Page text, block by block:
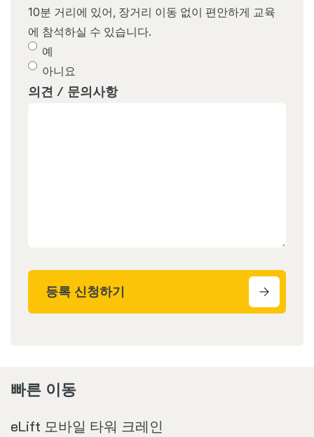
10분 거리에 있어, 장거리 이동 없이 편안하게 교육
에 참석하실 수 있습니다.
예
아니요
의견 / 문의사항
등록 신청하기
빠른 이동
eLift 모바일 타워 크레인